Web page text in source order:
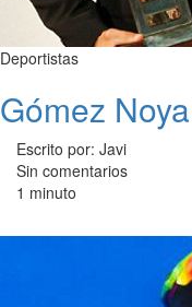
Deportistas
Gómez
Escrito por: Javi
Sin comentarios
1 minuto